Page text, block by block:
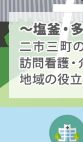
～塩釜・多賀城
機関・歯科医院
など地域の役立